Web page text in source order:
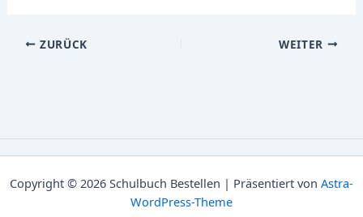
ZURÜCK WEITER
Copyright © 2026 Schulbuch Bestellen | Präsentiert von Astra-
WordPress-Theme